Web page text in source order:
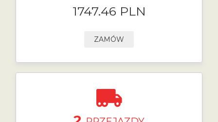
1747.46 PLN
ZAMÓW